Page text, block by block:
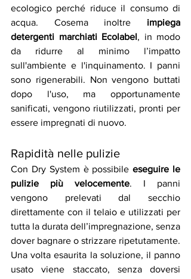
ecologico perché riduce il consumo di
acqua. Cosema inoltre impiega
detergenti marchiati Ecolabel, in modo
da ridurre al minimo l’impatto
sull'ambiente e l'inquinamento. I panni
sono rigenerabili. Non vengono buttati
dopo l'uso, ma opportunamente
sanificati, vengono riutilizzati, pronti per
essere impregnati di nuovo.
Rapidità nelle pulizie
Con Dry System è possibile eseguire le
pulizie più velocemente. I panni
vengono prelevati dal secchio
direttamente con il telaio e utilizzati per
tutta la durata dell’impregnazione, senza
dover bagnare o strizzare ripetutamente.
Una volta esaurita la soluzione, il panno
usato viene staccato, senza doversi